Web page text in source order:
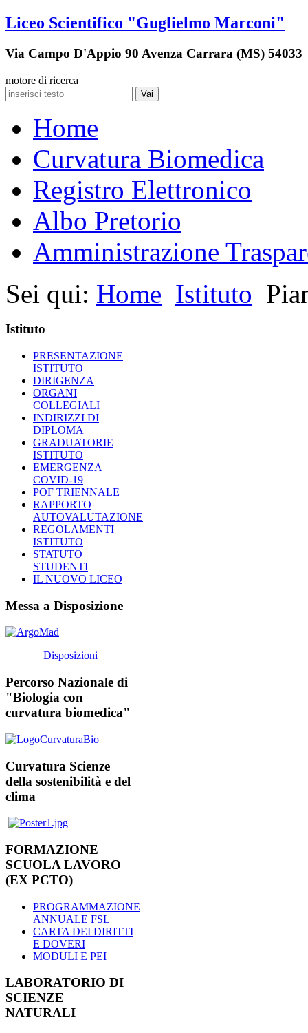
Liceo Scientifico "Guglielmo Marconi"
Via Campo D'Appio 90 Avenza Carrara (MS) 54033
motore di ricerca
Vai
Home
Curvatura Biomedica
Registro Elettronico
Albo Pretorio
Amministrazione
Sei qui: Home Istituto
Istituto
PRESENTAZIONE
ISTITUTO
DIRIGENZA
ORGANI
COLLEGIALI
INDIRIZZI DI
DIPLOMA
GRADUATORIE
ISTITUTO
EMERGENZA
COVID-19
POF TRIENNALE
RAPPORTO
AUTOVALUTAZIONE
REGOLAMENTI
ISTITUTO
STATUTO
STUDENTI
IL NUOVO LICEO
Messa a Disposizione
Disposizioni
Percorso Nazionale di
"Biologia con
curvatura biomedica"
Curvatura Scienze
della sostenibilità e del
clima
FORMAZIONE
SCUOLA LAVORO
(EX PCTO)
PROGRAMMAZIONE
ANNUALE FSL
CARTA DEI DIRITTI
E DOVERI
MODULI E PEI
LABORATORIO DI
SCIENZE
NATURALI